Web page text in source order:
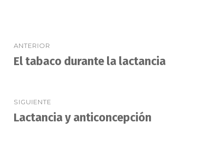
de
ANTERIOR
Entrada
El tabaco durante la lactancia
SIGUIENTE
Entrada
Lactancia y anticoncepción